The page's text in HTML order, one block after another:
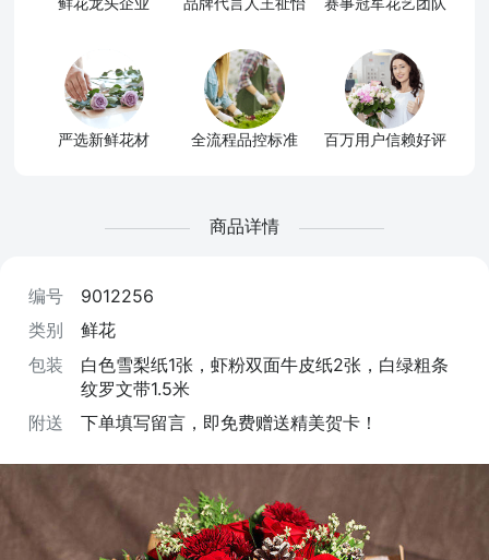
严选新鲜花材 全流程品控标准 百万用户信赖好评
商品详情
编号
9012256
类别
鲜花
包装
白色雪梨纸1张，虾粉双面牛皮纸2张，白绿粗条
纹罗文带1.5米
附送
下单填写留言，即免费赠送精美贺卡！